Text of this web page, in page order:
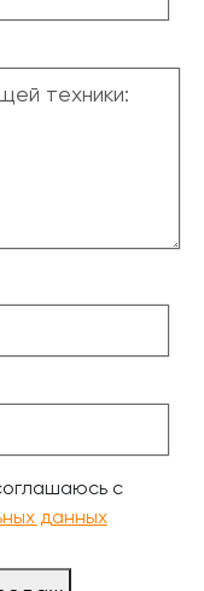
с
данных